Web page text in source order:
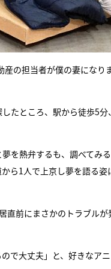
の担当者が僕の妻になり
たところ、駅から徒歩5
を熱弁するも、調べてみ
ら1人で上京し夢を語る姿
直前にまさかのトラブルが
で大丈夫」と、好きなア